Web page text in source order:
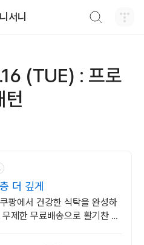
서니
(TUE) : 프로
턴
더 깊게
팡에서 건강한 식탁을 완성하
제한 무료배송으로 활기찬 하